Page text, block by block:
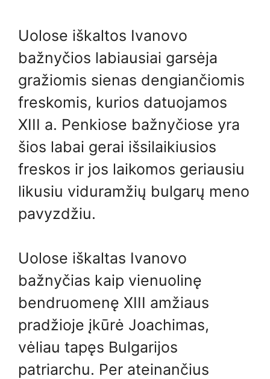
Uolose iškaltos Ivanovo
bažnyčios labiausiai garsėja
gražiomis sienas dengiančiomis
freskomis, kurios datuojamos
XIII a. Penkiose bažnyčiose yra
šios labai gerai išsilaikiusios
freskos ir jos laikomos geriausiu
likusiu viduramžių bulgarų meno
pavyzdžiu.
Uolose iškaltas Ivanovo
bažnyčias kaip vienuolinę
bendruomenę XIII amžiaus
pradžioje įkūrė Joachimas,
vėliau tapęs Bulgarijos
patriarchu. Per ateinančius